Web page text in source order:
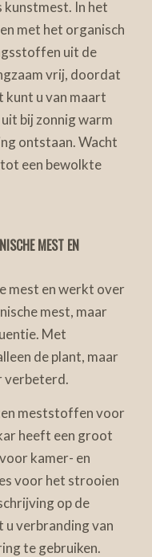
kunstmest. In het
met het organisch
uit de
vrij, doordat
kunt u van maart
bij zonnig warm
ontstaan. Wacht
een bewolkte
MEST EN
mest en werkt over
mest, maar
Met
de plant, maar
verbeterd.
meststoffen voor
heeft een groot
kamer- en
voor het strooien
op de
verbranding van
te gebruiken.